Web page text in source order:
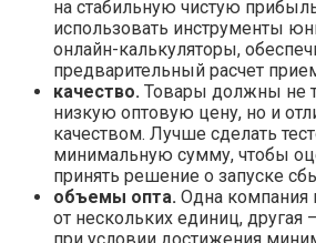
на стабильную чистую
использовать инструменты
онлайн-калькуляторы,
предварительный расчет
качество. Товары должны не
низкую оптовую цену, но и
качеством. Лучше сделать
минимальную сумму, чтобы
принять решение о запуске
объемы опта. Одна компания
от нескольких единиц, другая